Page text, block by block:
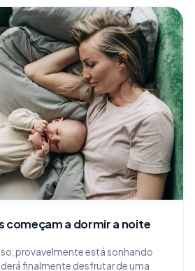
começam a dormir a noite
provavelmente está sonhando
finalmente desfrutar de uma